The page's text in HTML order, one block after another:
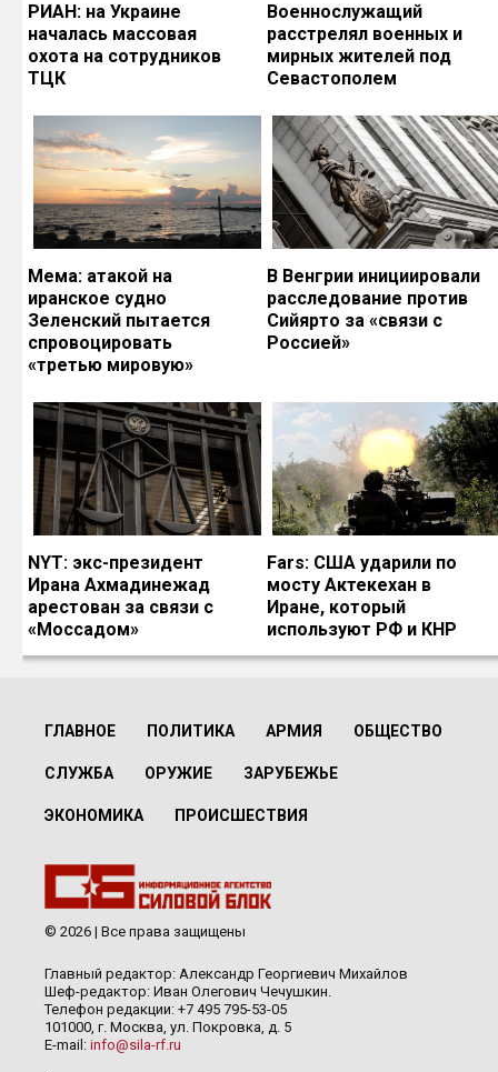
РИАН: на Украине
началась массовая
охота на сотрудников
ТЦК
Военнослужащий
расстрелял военных и
мирных жителей под
Севастополем
Мема: атакой на
иранское судно
Зеленский пытается
спровоцировать
«третью мировую»
В Венгрии инициировали
расследование против
Сийярто за «связи с
Россией»
NYT: экс-президент
Ирана Ахмадинежад
арестован за связи с
«Моссадом»
Fars: США ударили по
мосту Актекехан в
Иране, который
используют РФ и КНР
ГЛАВНОЕ ПОЛИТИКА АРМИЯ ОБЩЕСТВО
СЛУЖБА ОРУЖИЕ ЗАРУБЕЖЬЕ
ЭКОНОМИКА ПРОИСШЕСТВИЯ
© 2026 | Все права защищены
Главный редактор: Александр Георгиевич Михайлов
Шеф-редактор: Иван Олегович Чечушкин.
Телефон редакции: +7 495 795-53-05
101000, г. Москва, ул. Покровка, д. 5
E-mail: info@sila-rf.ru